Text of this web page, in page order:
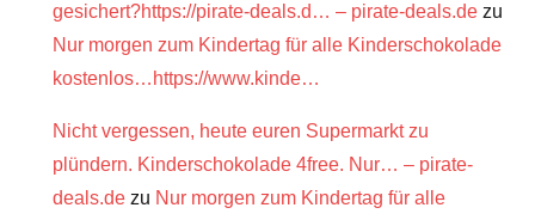
gesichert?https://pirate-deals.d… – pirate-deals.de zu
Nur morgen zum Kindertag für alle Kinderschokolade
kostenlos…https://www.kinde…
Nicht vergessen, heute euren Supermarkt zu
plündern. Kinderschokolade 4free. Nur… – pirate-
deals.de zu Nur morgen zum Kindertag für alle